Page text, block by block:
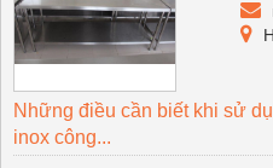
Những điều cần biết khi sử
inox công...